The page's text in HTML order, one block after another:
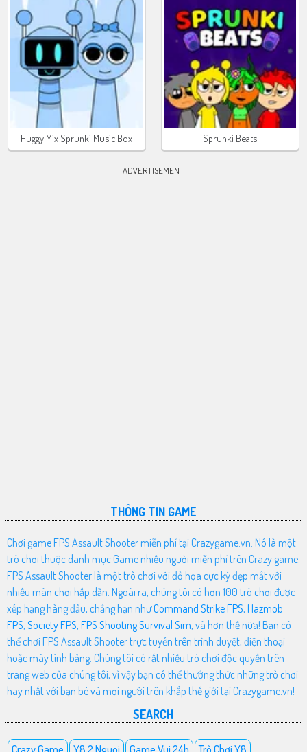
Huggy Mix Sprunki Music Box Sprunki Beats
ADVERTISEMENT
THÔNG TIN GAME
Chơi game FPS Assault Shooter miễn phí tại Crazygame.vn. Nó là một
trò chơi thuộc danh mục Game nhiều người miễn phí trên Crazy game.
FPS Assault Shooter là một trò chơi với đồ họa cực kỳ đẹp mắt với
nhiều màn chơi hấp dẫn. Ngoài ra, chúng tôi có hơn 100 trò chơi được
xếp hạng hàng đầu, chẳng hạn nhưCommand Strike FPS, Hazmob
FPS, Society FPS, FPS Shooting Survival Sim, và hơn thế nữa! Bạn có
thể chơi FPS Assault Shooter trực tuyến trên trình duyệt, điện thoại
hoặc máy tính bảng. Chúng tôi có rất nhiều trò chơi độc quyền trên
trang web của chúng tôi, vì vậy bạn có thể thưởng thức những trò chơi
hay nhất với bạn bè và mọi người trên khắp thế giới tại Crazygame.vn!
SEARCH
Crazy Game Y8 2 Nguoi Game Vui 24h Trò Chơi Y8